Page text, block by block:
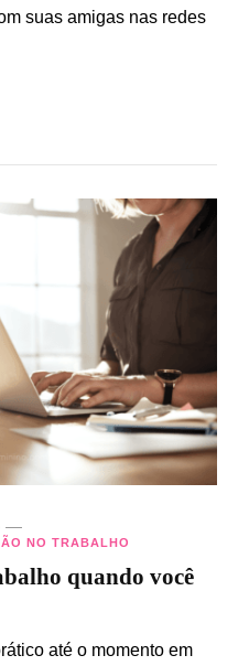
suas amigas nas redes
NO TRABALHO
quando você
até o momento em